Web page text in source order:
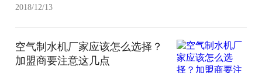
2018/12/13
空气制水机厂家应该怎么选择？
加盟商要注意这几点